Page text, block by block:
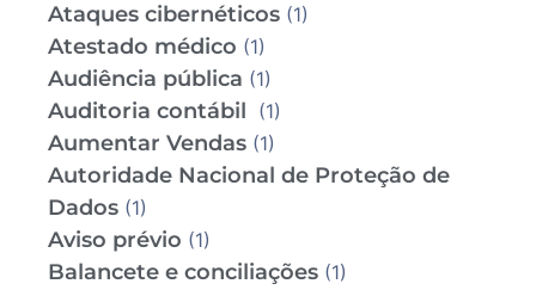
Ataques cibernéticos (1)
Atestado médico (1)
Audiência pública (1)
Auditoria contábil (1)
Aumentar Vendas (1)
Autoridade Nacional de Proteção de
Dados (1)
Aviso prévio (1)
Balancete e conciliações (1)